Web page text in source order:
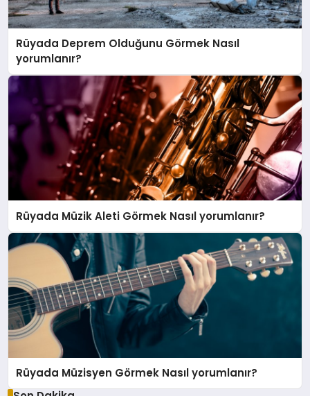
Rüyada Deprem Olduğunu Görmek Nasıl
yorumlanır?
Rüyada Müzik Aleti Görmek Nasıl yorumlanır?
Rüyada Müzisyen Görmek Nasıl yorumlanır?